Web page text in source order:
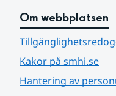
Om webbplatsen
Kakor på smhi.se
Hantering av